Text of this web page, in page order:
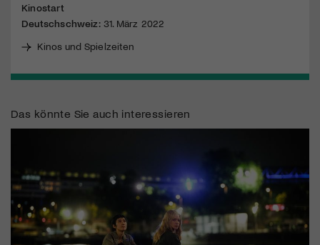
Kinostart
Deutschschweiz:31. März 2022
Kinos und Spielzeiten
Das könnte Sie auch interessieren